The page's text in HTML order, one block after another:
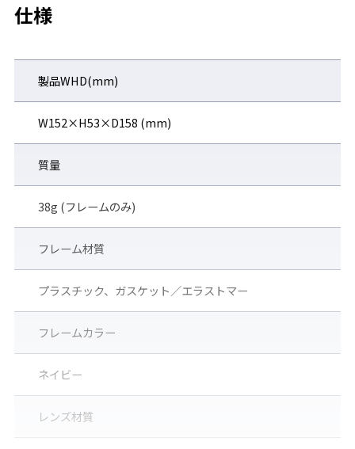
すき間を防ぎ、防護性能がさらにアップ。
オーダーメイドの度付きレンズ対応で、快適な視界と作
業効率を両立。
よりフラットなアイカップ形状により、長時間の着用でもストレ
スを感じにくい。
仕様
製品WHD(mm)
W152×H53×D158 (mm)
質量
38g (フレームのみ)
フレーム材質
プラスチック、ガスケット／エラストマー
フレームカラー
ネイビー
レンズ材質